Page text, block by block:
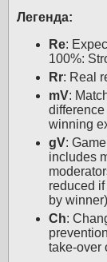
Легенда:
Re:
100%:
Rr: Real
mV:
winning
gV:
includes
reduced
by winner)
Ch:
take-over